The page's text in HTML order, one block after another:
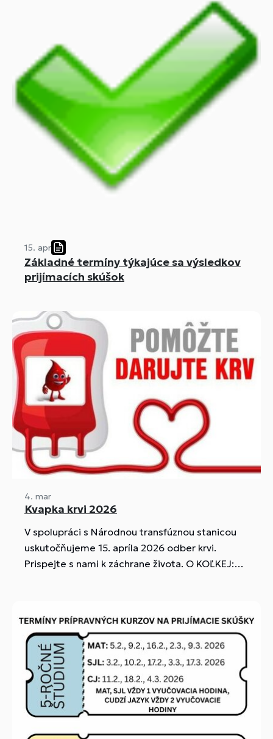
15. apr
Základné termíny týkajúce sa výsledkov
prijímacích skúšok
4. mar
Kvapka krvi 2026
V spolupráci s Národnou transfúznou stanicou
uskutočňujeme 15. apríla 2026 odber krvi.
Prispejte s nami k záchrane života. O KOĽKEJ: